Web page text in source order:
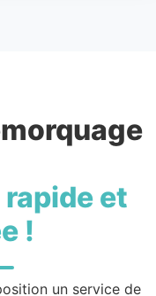
et
!
un service de